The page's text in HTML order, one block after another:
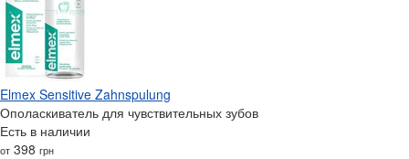
Elmex Sensitive Zahnspulung
Ополаскиватель для чувствительных зубов
Есть в наличии
от 398 грн